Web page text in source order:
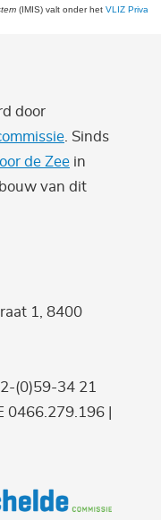
(IMIS) valt onder het VLIZ Privacy
door
. Sinds
de Zee in
van dit
1, 8400
(0)59-34 21
0466.279.196 |